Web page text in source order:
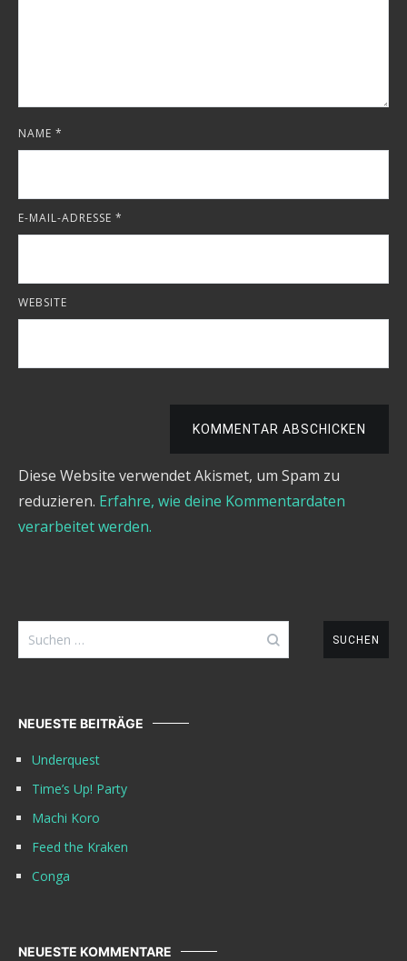
NAME *
E-MAIL-ADRESSE *
WEBSITE
KOMMENTAR ABSCHICKEN
Diese Website verwendet Akismet, um Spam zu
reduzieren. Erfahre, wie deine Kommentardaten
verarbeitet werden.
Suchen
nach:
NEUESTE BEITRÄGE
Underquest
Time’s Up! Party
Machi Koro
Feed the Kraken
Conga
NEUESTE KOMMENTARE